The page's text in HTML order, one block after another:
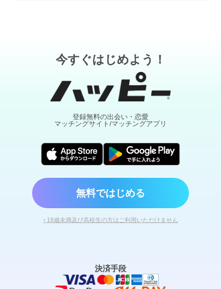
今すぐはじめよう！
登録無料の出会い・恋愛
マッチングサイト/マッチングアプリ
無料ではじめる
› 18歳未満及び高校生の方はご利用いただけません
決済手段